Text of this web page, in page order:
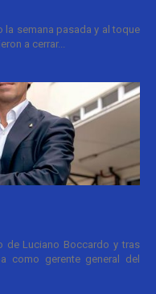
la semana pasada y al toque
a cerrar...
de Luciano Boccardo y tras
como gerente general del